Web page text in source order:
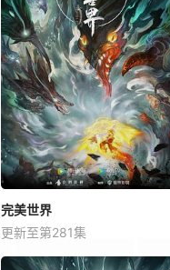
完美世界
更新至第281集